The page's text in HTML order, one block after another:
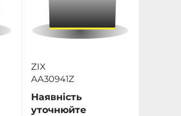
ZIX
AA30941Z
Наявність
уточнюйте